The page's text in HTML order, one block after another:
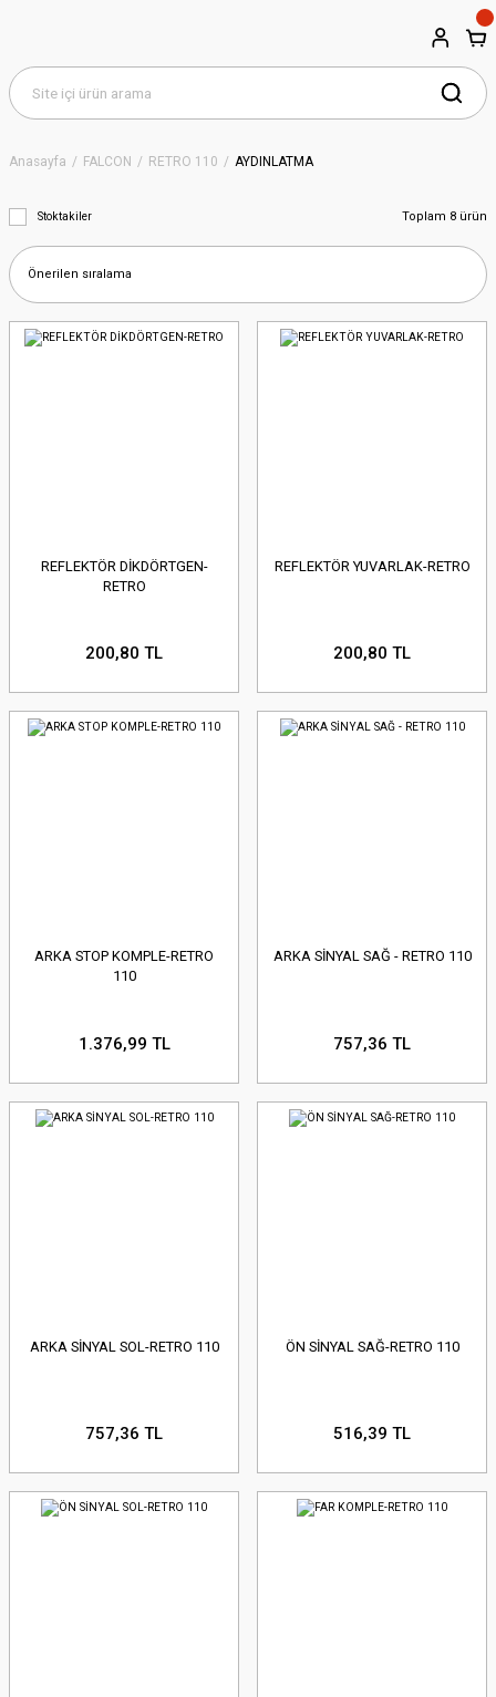
Anasayfa FALCON RETRO 110 AYDINLATMA
Stoktakiler Toplam 8 ürün
REFLEKTÖR DİKDÖRTGEN-
RETRO
200,80 TL
REFLEKTÖR YUVARLAK-RETRO
200,80 TL
ARKA STOP KOMPLE-RETRO
110
1.376,99 TL
ARKA SİNYAL SAĞ - RETRO 110
757,36 TL
ARKA SİNYAL SOL-RETRO 110
757,36 TL
ÖN SİNYAL SAĞ-RETRO 110
516,39 TL